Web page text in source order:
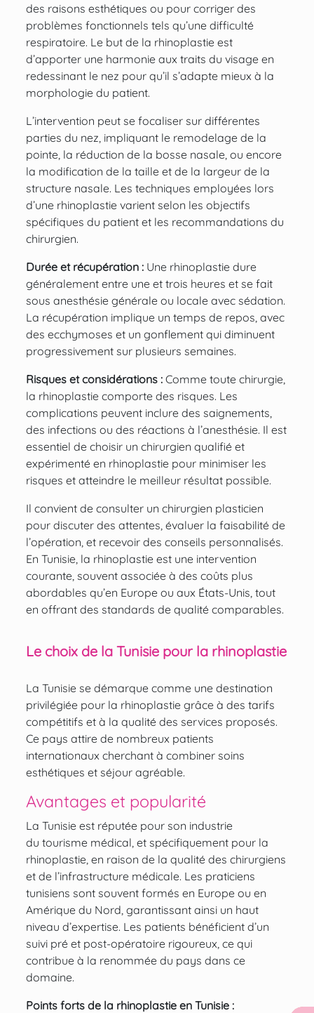
des raisons esthétiques ou pour corriger des
problèmes fonctionnels tels qu’une difficulté
respiratoire. Le but de la rhinoplastie est
d’apporter une harmonie aux traits du visage en
redessinant le nez pour qu’il s’adapte mieux à la
morphologie du patient.
L’intervention peut se focaliser sur différentes
parties du nez, impliquant le remodelage de la
pointe, la réduction de la bosse nasale, ou encore
la modification de la taille et de la largeur de la
structure nasale. Les techniques employées lors
d’une rhinoplastie varient selon les objectifs
spécifiques du patient et les recommandations du
chirurgien.
Durée et récupération :Une rhinoplastie dure
généralement entre une et trois heures et se fait
sous anesthésie générale ou locale avec sédation.
La récupération implique un temps de repos, avec
des ecchymoses et un gonflement qui diminuent
progressivement sur plusieurs semaines.
Risques et considérations :Comme toute chirurgie,
la rhinoplastie comporte des risques. Les
complications peuvent inclure des saignements,
des infections ou des réactions à l’anesthésie. Il est
essentiel de choisir un chirurgien qualifié et
expérimenté en rhinoplastie pour minimiser les
risques et atteindre le meilleur résultat possible.
Il convient de consulter un chirurgien plasticien
pour discuter des attentes, évaluer la faisabilité de
l’opération, et recevoir des conseils personnalisés.
En Tunisie, la rhinoplastie est une intervention
courante, souvent associée à des coûts plus
abordables qu’en Europe ou aux États-Unis, tout
en offrant des standards de qualité comparables.
Le choix de la Tunisie pour la rhinoplastie
La Tunisie se démarque comme une destination
privilégiée pour la rhinoplastie grâce à des tarifs
compétitifs et à la qualité des services proposés.
Ce pays attire de nombreux patients
internationaux cherchant à combiner soins
esthétiques et séjour agréable.
Avantages et popularité
La Tunisie est réputée pour son industrie
du tourisme médical, et spécifiquement pour la
rhinoplastie, en raison de la qualité des chirurgiens
et de l’infrastructure médicale. Les praticiens
tunisiens sont souvent formés en Europe ou en
Amérique du Nord, garantissant ainsi un haut
niveau d’expertise. Les patients bénéficient d’un
suivi pré et post-opératoire rigoureux, ce qui
contribue à la renommée du pays dans ce
domaine.
Points forts de la rhinoplastie en Tunisie :